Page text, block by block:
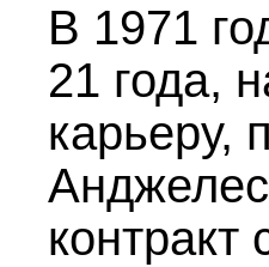
В 1971
21 года,
карьеру,